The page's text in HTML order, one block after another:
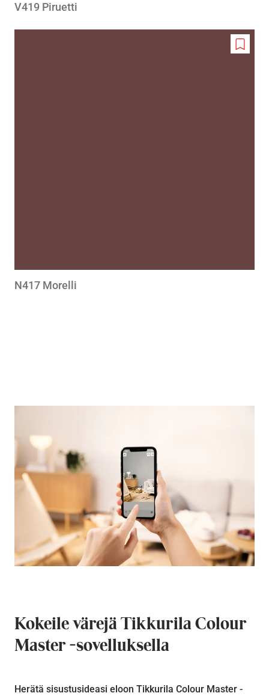
V419 Piruetti
Add
N417 Morelli
Kokeile värejä Tikkurila Colour
Master -sovelluksella
Herätä sisustusideasi eloon Tikkurila Colour Master -